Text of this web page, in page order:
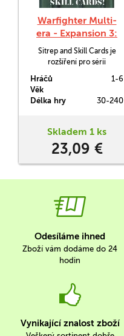
Warfighter Multi-
era - Expansion 3:
Sitrep and Skill
Cards!
Sitrep and Skill Cards je
rozšíření pro sérii
opět karty situací a reportů.
Pro moderní denní válku,
noční válku, současné
subjekty, druhoválečnou
Tichomoří.
Hráčů
1-6
Věk
Délka hry
30-240
Skladem 1 ks
23,09 €
Odesíláme ihned
Zboží vám dodáme do 24
hodin
Vynikající znalost zboží